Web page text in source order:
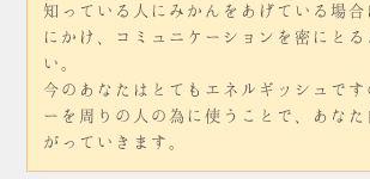
知っている人にみかんをあげている場
にかけ、コミュニケーションを密にとる
い。
今のあなたはとてもエネルギッシュです
ーを周りの人の為に使うことで、あなた
がっていきます。